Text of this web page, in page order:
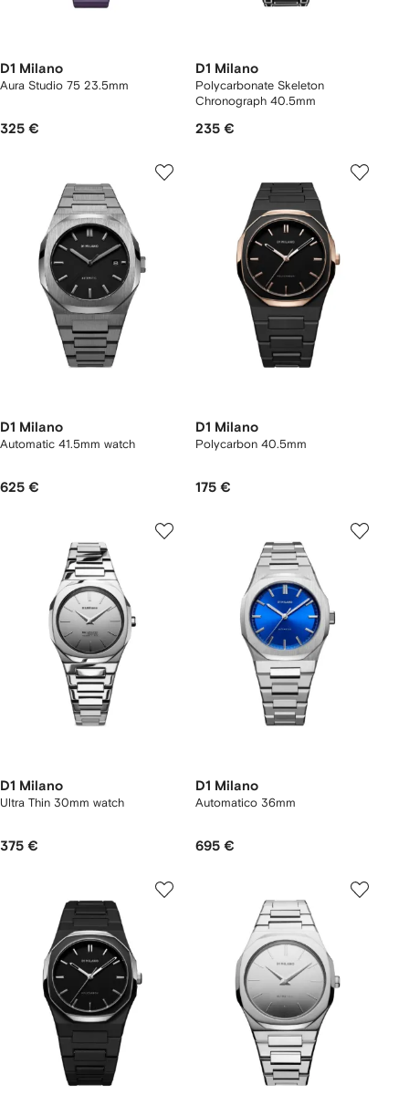
D1 Milano
Aura Studio 75 23.5mm
325 €
D1 Milano
Polycarbonate Skeleton
Chronograph 40.5mm
235 €
D1 Milano
Automatic 41.5mm watch
625 €
D1 Milano
Polycarbon 40.5mm
175 €
D1 Milano
Ultra Thin 30mm watch
375 €
D1 Milano
Automatico 36mm
695 €